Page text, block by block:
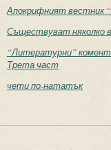
Апокрифният вестник
Съществуват няколко
“Литературни”
Трета част
чети по-нататък